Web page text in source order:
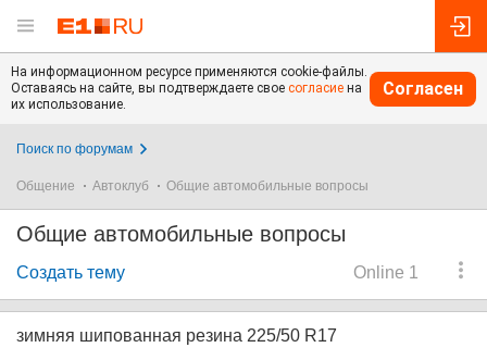
На информационном ресурсе применяются cookie-файлы.
Оставаясь на сайте, вы подтверждаете свое согласие на
их использование.
Согласен
Поиск по форумам
Общение Автоклуб Общие автомобильные вопросы
Общие автомобильные вопросы
Online 1
Создать тему
зимняя шипованная резина 225/50 R17